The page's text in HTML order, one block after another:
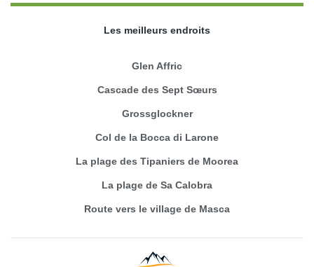
Les meilleurs endroits
Glen Affric
Cascade des Sept Sœurs
Grossglockner
Col de la Bocca di Larone
La plage des Tipaniers de Moorea
La plage de Sa Calobra
Route vers le village de Masca